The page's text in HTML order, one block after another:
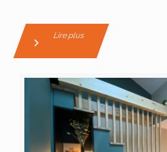
Lire plus